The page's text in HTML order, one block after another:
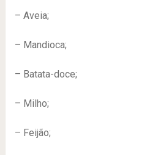
– Aveia;
– Mandioca;
– Batata-doce;
– Milho;
– Feijão;